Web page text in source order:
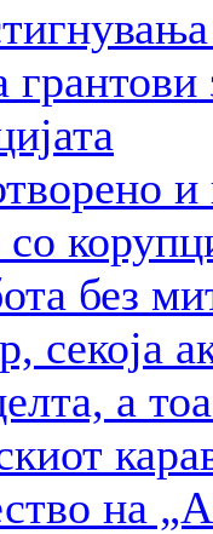
и
без
секоја
а
на